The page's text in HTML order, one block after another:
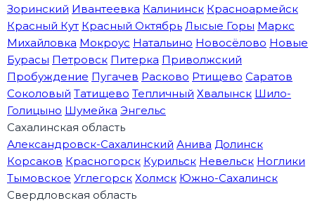
Зоринский Ивантеевка Калининск Красноармейск
Красный Кут Красный Октябрь Лысые Горы Маркс
Михайловка Мокроус Натальино Новосёлово Новые
Бурасы Петровск Питерка Приволжский
Пробуждение Пугачев Расково Ртищево Саратов
Соколовый Татищево Тепличный Хвалынск Шило-
Голицыно Шумейка Энгельс
Сахалинская область
Александровск-Сахалинский Анива Долинск
Корсаков Красногорск Курильск Невельск Ноглики
Тымовское Углегорск Холмск Южно-Сахалинск
Свердловская область